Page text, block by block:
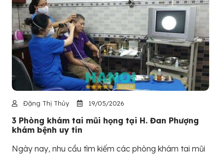
Đặng Thị Thủy 19/05/2026
3 Phòng khám tai mũi họng tại H. Đan Phượng
khám bệnh uy tín
Ngày nay, nhu cầu tìm kiếm các phòng khám tai mũi